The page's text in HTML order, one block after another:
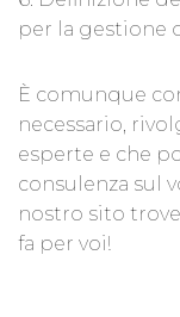
per la gestione
È comunque
necessario,
esperte e che
consulenza sul
nostro sito
fa per voi!